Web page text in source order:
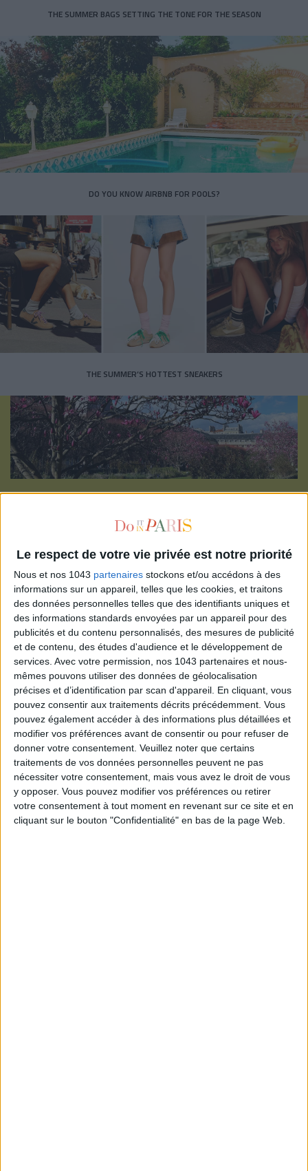
Le respect de votre vie privée est notre priorité
Nous et nos 1043 partenaires stockons et/ou accédons à des
informations sur un appareil, telles que les cookies, et traitons
des données personnelles telles que des identifiants uniques et
des informations standards envoyées par un appareil pour des
publicités et du contenu personnalisés, des mesures de publicité
et de contenu, des études d'audience et le développement de
services. Avec votre permission, nos 1043 partenaires et nous-
mêmes pouvons utiliser des données de géolocalisation
précises et d’identification par scan d'appareil. En cliquant, vous
pouvez consentir aux traitements décrits précédemment. Vous
pouvez également accéder à des informations plus détaillées et
modifier vos préférences avant de consentir ou pour refuser de
donner votre consentement. Veuillez noter que certains
traitements de vos données personnelles peuvent ne pas
nécessiter votre consentement, mais vous avez le droit de vous
y opposer. Vous pouvez modifier vos préférences ou retirer
votre consentement à tout moment en revenant sur ce site et en
cliquant sur le bouton "Confidentialité" en bas de la page Web.
THE SUMMER BAGS SETTING THE TONE FOR THE SEASON
DO YOU KNOW AIRBNB FOR POOLS?
THE SUMMER’S HOTTEST SNEAKERS
Subscribe for our newsletter
ADOPT PARFUMS IS REVOLUTIONIZING AFFORDABLE MADE-IN-FRANCE
FRAGRANCES